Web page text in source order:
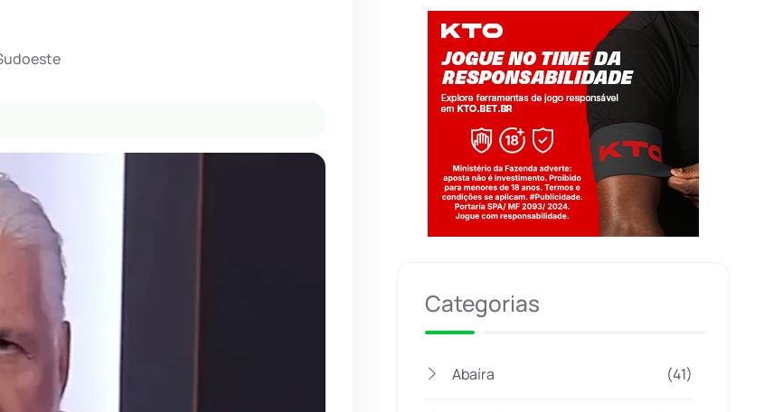
Categorias
Abaíra (41)